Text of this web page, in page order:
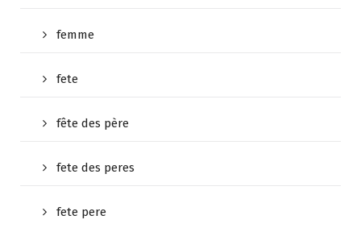
femme
fete
fête des père
fete des peres
fete pere